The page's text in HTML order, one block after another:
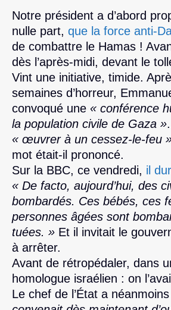
Notre président a d’abord
nulle part, que la force anti-
de combattre le Hamas !
dès l’après-midi, devant le
Vint une initiative, timide.
semaines d’horreur,
convoqué une « conférence
la population civile de Gaza »
« œuvrer à un cessez-le-feu
mot était-il prononcé.
Sur la BBC, ce vendredi, il
« De facto, aujourd’hui, des
bombardés. Ces bébés, ces
personnes âgées sont
tuées. » Et il invitait le
à arrêter.
Avant de rétropédaler, dans
homologue israélien : on
Le chef de l’État a néanmoins